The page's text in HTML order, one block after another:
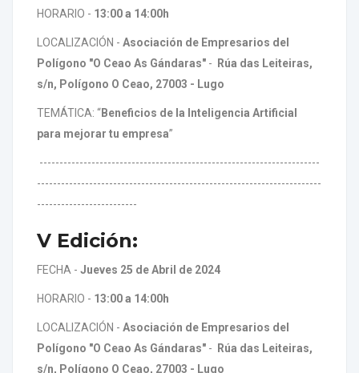
HORARIO - 13:00 a 14:00h
LOCALIZACIÓN - Asociación de Empresarios del
Polígono "O Ceao As Gándaras" -
Rúa das Leiteiras,
s/n, Polígono O Ceao, 27003 - Lugo
TEMÁTICA: “Beneficios de la Inteligencia Artificial
para mejorar tu empresa”
----------------------------------------------------------------------
-----------------------------------------------------------------------
-------------------------
V Edición:
FECHA - Jueves 25 de Abril de 2024
HORARIO - 13:00 a 14:00h
LOCALIZACIÓN - Asociación de Empresarios del
Polígono "O Ceao As Gándaras" -
Rúa das Leiteiras,
s/n, Polígono O Ceao, 27003 - Lugo